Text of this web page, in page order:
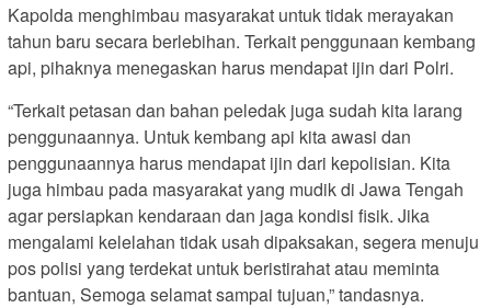
Kapolda menghimbau masyarakat untuk tidak merayakan
tahun baru secara berlebihan. Terkait penggunaan kembang
api, pihaknya menegaskan harus mendapat ijin dari Polri.
“Terkait petasan dan bahan peledak juga sudah kita larang
penggunaannya. Untuk kembang api kita awasi dan
penggunaannya harus mendapat ijin dari kepolisian. Kita
juga himbau pada masyarakat yang mudik di Jawa Tengah
agar persiapkan kendaraan dan jaga kondisi fisik. Jika
mengalami kelelahan tidak usah dipaksakan, segera menuju
pos polisi yang terdekat untuk beristirahat atau meminta
bantuan, Semoga selamat sampai tujuan,” tandasnya.